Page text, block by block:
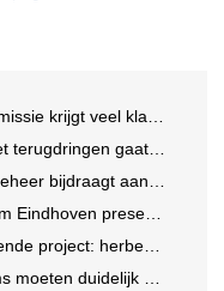
over duurzaamheidsclaims
hebben er nog nooit van gehoord
professionelere bedrijfsvoering
's werelds eerste zonne-ambulance
herbebossing met koffie
zijn vanaf 27 september